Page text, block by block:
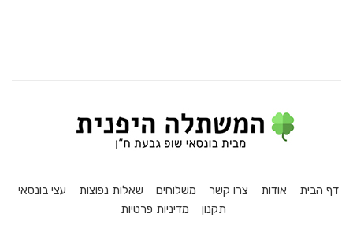
דף הבית אודות צרו קשר משלוחים שאלות נפוצות
עצי בונסאי
תקנון
מדיניות פרטיות